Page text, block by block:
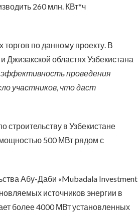
260 млн. КВт*ч
торгов по данному проекту. В
Джизакской областях Узбекистана
проведения
участников, что даст
строительству в Узбекистане
500 МВт рядом с
Абу-Даби «Mubadala Investment
источников энергии в
более 4000 МВт установленных